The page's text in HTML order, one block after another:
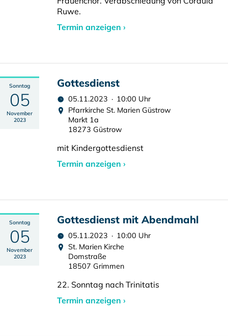
Ruwe.
Termin anzeigen ›
Sonntag
05
November
2023
Gottesdienst
05.11.2023 · 10:00 Uhr
Pfarrkirche St. Marien Güstrow
Markt 1a
18273 Güstrow
mit Kindergottesdienst
Termin anzeigen ›
Sonntag
05
November
2023
Gottesdienst mit Abendmahl
05.11.2023 · 10:00 Uhr
St. Marien Kirche
Domstraße
18507 Grimmen
22. Sonntag nach Trinitatis
Termin anzeigen ›